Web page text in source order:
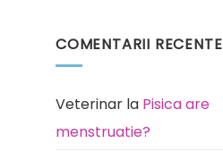
această
rasă
Pisica
la
rutină
durere)
COMENTARII RECENTE
Veterinar la Pisica are
menstruatie?